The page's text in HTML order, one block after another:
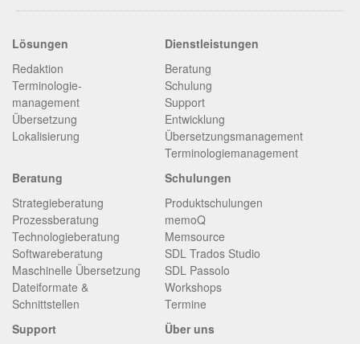
Lösungen
Redaktion
Terminologie­
management
Übersetzung
Lokalisierung
Dienstleistungen
Beratung
Schulung
Support
Entwicklung
Übersetzungsmanagement
Terminologiemanagement
Beratung
Strategieberatung
Prozessberatung
Technologieberatung
Softwareberatung
Maschinelle Übersetzung
Dateiformate &
Schnittstellen
Schulungen
Produktschulungen
memoQ
Memsource
SDL Trados Studio
SDL Passolo
Workshops
Termine
Support
Über uns